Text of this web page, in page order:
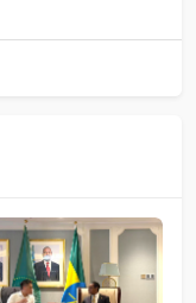
团第四次组委会
第四次组委会筹